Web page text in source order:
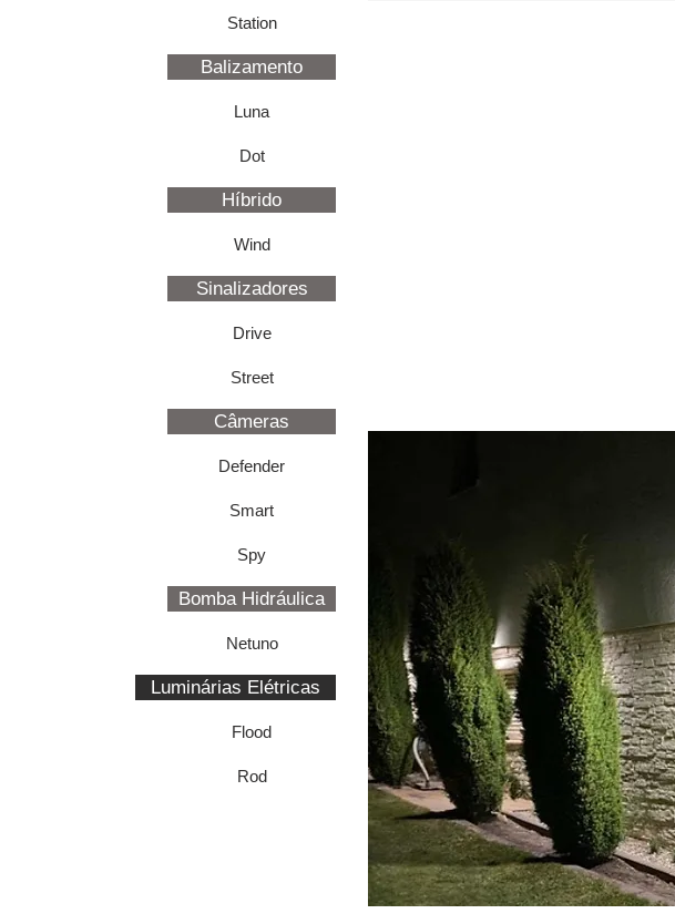
Station
Balizamento
Luna
Dot
Híbrido
Wind
Sinalizadores
Drive
Street
Câmeras
Defender
Smart
Spy
Bomba Hidráulica
Netuno
Luminárias Elétricas
Flood
Rod